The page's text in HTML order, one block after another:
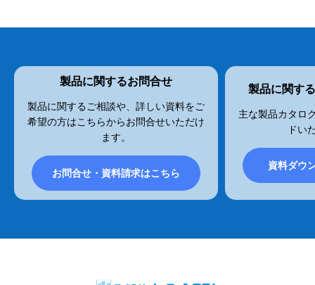
製品に関するお問合せ
製品に関するご相談や、詳しい資料をご
希望の方はこちらからお問合せいただけ
ます。
お問合せ・資料請求はこちら
製品に関す
主な製品カタロ
ドい
資料ダウ